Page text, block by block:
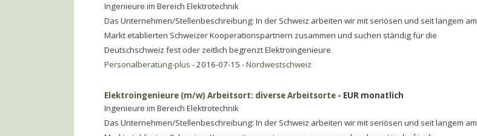
Ingenieure im Bereich Elektrotechnik
Das Unternehmen/Stellenbeschreibung: In der Schweiz arbeiten wir mit seriösen und seit langem am
Markt etablierten Schweizer Kooperationspartnern zusammen und suchen ständig für die
Deutschschweiz fest oder zeitlich begrenzt Elektroingenieure
Personalberatung-plus - 2016-07-15 -Nordwestschweiz
Elektroingenieure (m/w) Arbeitsort: diverse Arbeitsorte - EUR monatlich
Ingenieure im Bereich Elektrotechnik
Das Unternehmen/Stellenbeschreibung: In der Schweiz arbeiten wir mit seriösen und seit langem am